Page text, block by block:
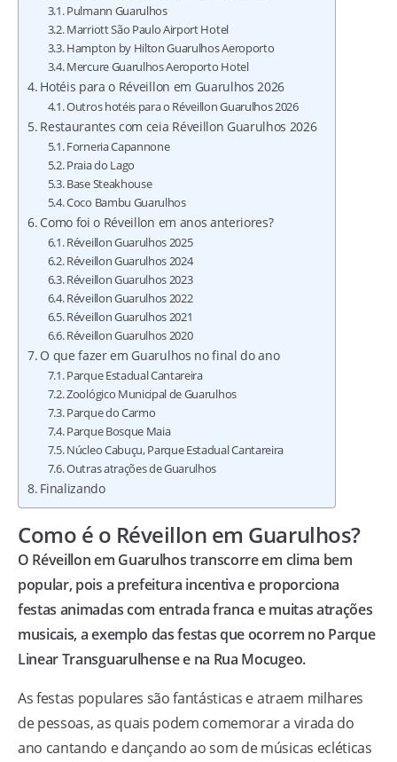
Pulmann Guarulhos
Marriott São Paulo Airport Hotel
Hampton by Hilton Guarulhos Aeroporto
Mercure Guarulhos Aeroporto Hotel
Hotéis para o Réveillon em Guarulhos 2026
Outros hotéis para o Réveillon Guarulhos 2026
Restaurantes com ceia Réveillon Guarulhos 2026
Forneria Capannone
Praia do Lago
Base Steakhouse
Coco Bambu Guarulhos
Como foi o Réveillon em anos anteriores?
Réveillon Guarulhos 2025
Réveillon Guarulhos 2024
Réveillon Guarulhos 2023
Réveillon Guarulhos 2022
Réveillon Guarulhos 2021
Réveillon Guarulhos 2020
O que fazer em Guarulhos no final do ano
Parque Estadual Cantareira
Zoológico Municipal de Guarulhos
Parque do Carmo
Parque Bosque Maia
Núcleo Cabuçu, Parque Estadual Cantareira
Outras atrações de Guarulhos
Finalizando
Como é o Réveillon em Guarulhos?
O Réveillon em Guarulhos transcorre em clima bem
popular, pois a prefeitura incentiva e proporciona
festas animadas com entrada franca e muitas atrações
musicais, a exemplo das festas que ocorrem no Parque
Linear Transguarulhense e na Rua Mocugeo.
As festas populares são fantásticas e atraem milhares
de pessoas, as quais podem comemorar a virada do
ano cantando e dançando ao som de músicas ecléticas